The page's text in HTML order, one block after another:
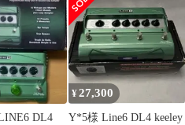
DL4
¥27,300
Y*5様 Line6 DL4 keeley